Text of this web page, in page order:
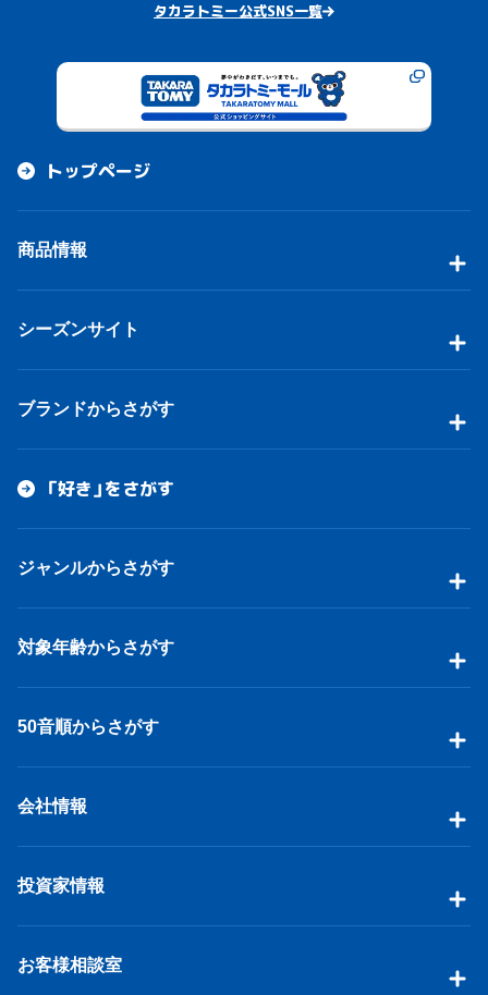
タカラトミー公式SNS一覧
トップページ
商品情報
シーズンサイト
ブランドからさがす
「好き」をさがす
ジャンルからさがす
対象年齢からさがす
50音順からさがす
会社情報
投資家情報
お客様相談室